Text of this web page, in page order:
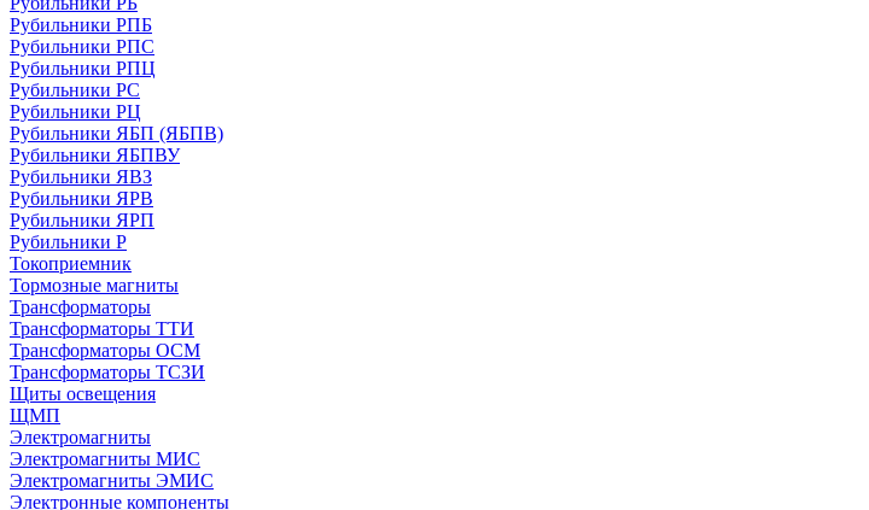
Рубильники РПБ
Рубильники РПС
Рубильники РПЦ
Рубильники РС
Рубильники РЦ
Рубильники ЯБП (ЯБПВ)
Рубильники ЯБПВУ
Рубильники ЯВЗ
Рубильники ЯРВ
Рубильники ЯРП
Рубильники Р
Токоприемник
Тормозные магниты
Трансформаторы
Трансформаторы ТТИ
Трансформаторы ОСМ
Трансформаторы ТСЗИ
Щиты освещения
ЩМП
Электромагниты
Электромагниты МИС
Электромагниты ЭМИС
Электронные компоненты